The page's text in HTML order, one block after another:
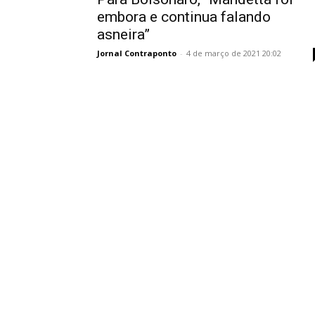
embora e continua falando
asneira”
Jornal Contraponto - 4 de março de 2021 20:02